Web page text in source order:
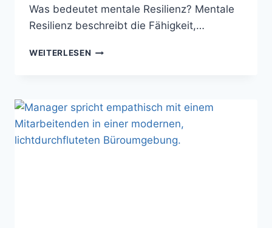
Was bedeutet mentale Resilienz? Mentale
Resilienz beschreibt die Fähigkeit,…
WEITERLESEN MENTALE
ARBEITSLAST:
PRAKTISCHE
TECHNIKEN